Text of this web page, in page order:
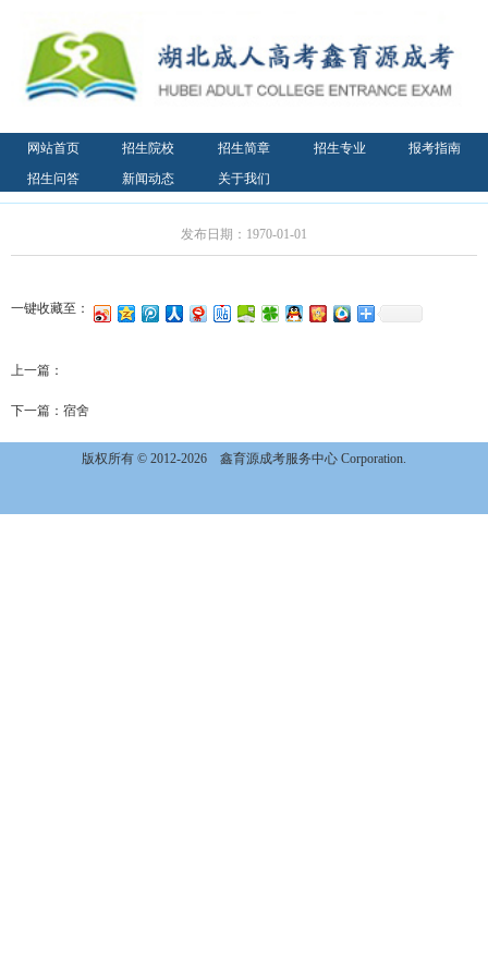
网站首页 招生院校 招生简章 招生专业
报考指南
招生问答
新闻动态 关于我们
发布日期：1970-01-01
一键收藏至：
上一篇：
下一篇： 宿舍
版权所有 © 2012-2026 鑫育源成考服务中心 Corporation.